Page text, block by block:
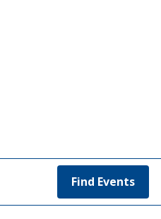
Find Events